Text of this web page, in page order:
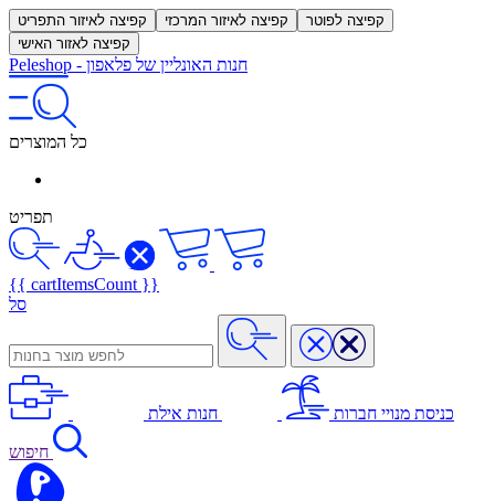
קפיצה לאיזור התפריט קפיצה לאיזור המרכזי
קפיצה לפוטר
קפיצה לאזור האישי
Peleshop - חנות האונליין של פלאפון
כל המוצרים
תפריט
{{ cartItemsCount }}
סל
כניסת מנויי חברות חנות אילת
חיפוש